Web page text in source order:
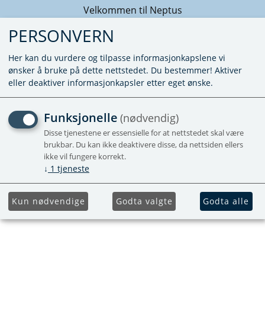
Velkommen til Neptus
TENNELEKTRODE S55T -
UTGÅR
PERSONVERN
Her kan du vurdere og tilpasse informasjonkapslene vi
ønsker å bruke på dette nettstedet. Du bestemmer! Aktiver
eller deaktiver informasjonkapsler etter eget ønske.
Funksjonelle (nødvendig)
Disse tjenestene er essensielle for at nettstedet skal være
brukbar. Du kan ikke deaktivere disse, da nettsiden ellers
ikke vil fungere korrekt.
↓ 1 tjeneste
Kun nødvendige Godta valgte Godta alle